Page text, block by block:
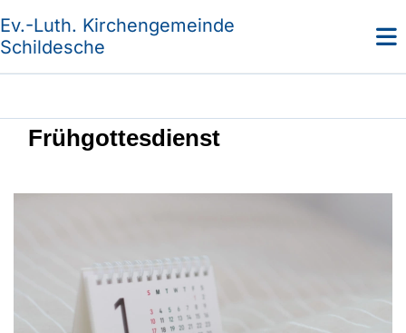
Ev.-Luth. Kirchengemeinde
Schildesche
Frühgottesdienst